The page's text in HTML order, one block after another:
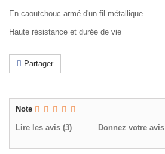
En caoutchouc armé d'un fil métallique
Haute résistance et durée de vie
Partager
Note
Lire les avis (3) Donnez votre avis